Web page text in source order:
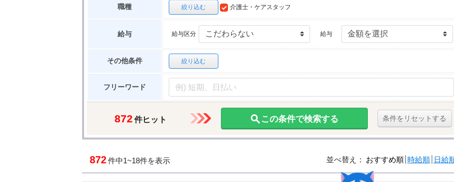
職種 絞り込む 介護士・ケアスタッフ
給与 給与区分 給与
その他条件 絞り込む
フリーワード
872 件ヒット この条件で検索する 条件をリセットする
872件中1~18件を表示 並べ替え： おすすめ順 時給順 日給